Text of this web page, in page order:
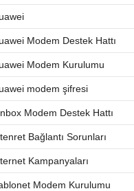
Modem Destek Hattı
Modem Kurulumu
modem şifresi
Modem Destek Hattı
Bağlantı Sorunları
Kampanyaları
Modem Kurulumu